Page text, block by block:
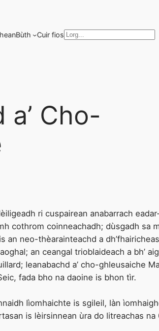
Bùth Cuir fios L
a’ Cho-
ri cuspairean anabarrach
cothrom coinneachadh; dùsgadh sa
an neo-thèarainteachd a
an ceangal trioblaideach a bh’
leanabachd a’ cho-ghleusaiche
fada bho na daoine is bhon tìr.
lìomhaichte is sgileil, làn
is lèirsinnean ùra do litreachas na